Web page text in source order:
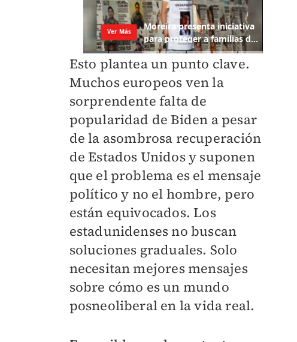
Esto plantea un punto clave.
Muchos europeos ven la
sorprendente falta de
popularidad de Biden a pesar
de la asombrosa recuperación
de Estados Unidos y suponen
que el problema es el mensaje
político y no el hombre, pero
están equivocados. Los
estadunidenses no buscan
soluciones graduales. Solo
necesitan mejores mensajes
sobre cómo es un mundo
posneoliberal en la vida real.